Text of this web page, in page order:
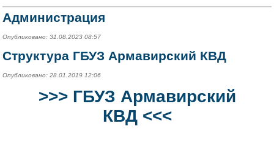
Администрация
Опубликовано: 31.08.2023 08:57
Структура ГБУЗ Армавирский КВД
Опубликовано: 28.01.2019 12:06
>>> ГБУЗ Армавирский
КВД<<<